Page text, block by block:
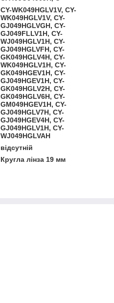
CY-WK049HGLV1V, CY-
WK049HGLV1V, CY-
GJ049HGLVGH, CY-
GJ049FLLV1H, CY-
WJ049HGLV1H, CY-
GJ049HGLVFH, CY-
GK049HGLV4H, CY-
WK049HGLV1H, CY-
GK049HGEV1H, CY-
GJ049HGEV1H, CY-
GK049HGLV2H, CY-
GK049HGLV6H, CY-
GM049HGEV1H, CY-
GJ049HGLV7H, CY-
GJ049HGEV4H, CY-
GJ049HGLV1H, CY-
WJ049HGLVAH
відсутній
Кругла лінза 19 мм